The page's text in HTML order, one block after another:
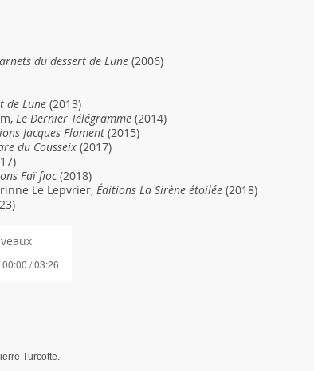
du dessert de Lune (2006)
de Lune (2013)
Le Dernier Télégramme (2014)
Jacques Flament (2015)
du Cousseix (2017)
Faï fioc(2018)
Le Lepvrier, Éditions La Sirène étoilée (2018)
00:00 / 03:26
Turcotte.